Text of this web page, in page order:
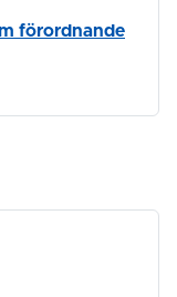
förordnande